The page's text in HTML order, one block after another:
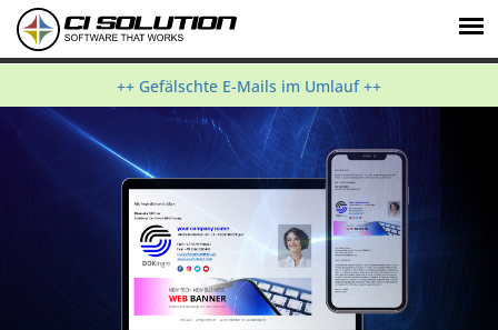
++ Gefälschte E-Mails im Umlauf ++